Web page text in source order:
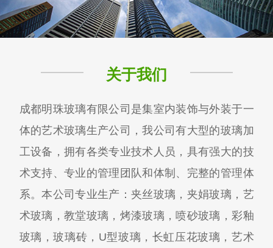
关于我们
成都明珠玻璃有限公司是集室内装饰与外装于一
体的艺术玻璃生产公司，我公司有大型的玻璃加
工设备，拥有各类专业技术人员，具有强大的技
术支持、专业的管理团队和体制、完整的管理体
系。本公司专业生产：夹丝玻璃，夹娟玻璃，艺
术玻璃，教堂玻璃，烤漆玻璃，喷砂玻璃，彩釉
玻璃，玻璃砖，U型玻璃，长虹压花玻璃，艺术